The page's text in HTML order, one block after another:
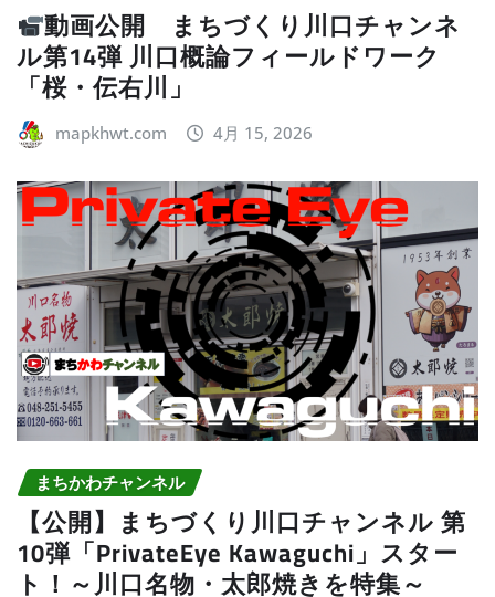
動画公開 まちづくり川口チャンネ
ル第14弾 川口概論フィールドワーク
「桜・伝右川」
mapkhwt.com 4月 15, 2026
まちかわチャンネル
【公開】まちづくり川口チャンネル 第
10弾「PrivateEye Kawaguchi」スター
ト！～川口名物・太郎焼きを特集～